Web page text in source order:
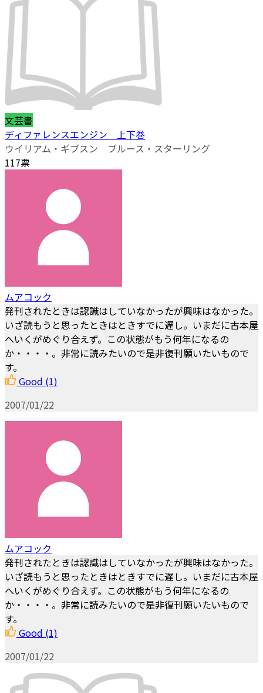
文芸書
ディファレンスエンジン 上下巻
ウイリアム・ギブスン ブルース・スターリング
117票
ムアコック
発刊されたときは認識はしていなかったが興味はなかった。
いざ読もうと思ったときはときすでに遅し。いまだに古本屋
へいくがめぐり合えず。この状態がもう何年になるの
か・・・・。非常に読みたいので是非復刊願いたいもので
す。
Good (1)
2007/01/22
ムアコック
発刊されたときは認識はしていなかったが興味はなかった。
いざ読もうと思ったときはときすでに遅し。いまだに古本屋
へいくがめぐり合えず。この状態がもう何年になるの
か・・・・。非常に読みたいので是非復刊願いたいもので
す。
Good (1)
2007/01/22